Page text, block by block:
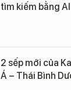
tìm kiếm bằng
2 sếp mới của
Á – Thái Bình